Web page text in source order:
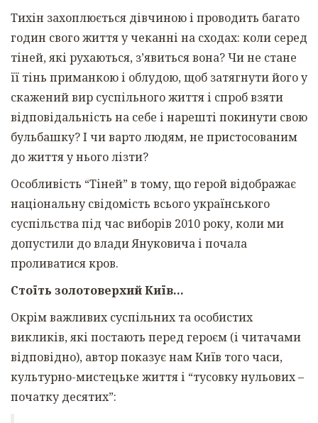
Тихін захоплюється дівчиною і проводить багато
годин свого життя у чеканні на сходах: коли серед
тіней, які рухаються, зʼявиться вона? Чи не стане
її тінь приманкою і облудою, щоб затягнути його у
скажений вир суспільного життя і спроб взяти
відповідальність на себе і нарешті покинути свою
бульбашку? І чи варто людям, не пристосованим
до життя у нього лізти?
Особливість “Тіней” в тому, що герой відображає
національну свідомість всього українського
суспільства під час виборів 2010 року, коли ми
допустили до влади Януковича і почала
проливатися кров.
Стоїть золотоверхий Київ…
Окрім важливих суспільних та особистих
викликів, які постають перед героєм (і читачами
відповідно), автор показує нам Київ того часи,
культурно-мистецьке життя і “тусовку нульових –
початку десятих”: